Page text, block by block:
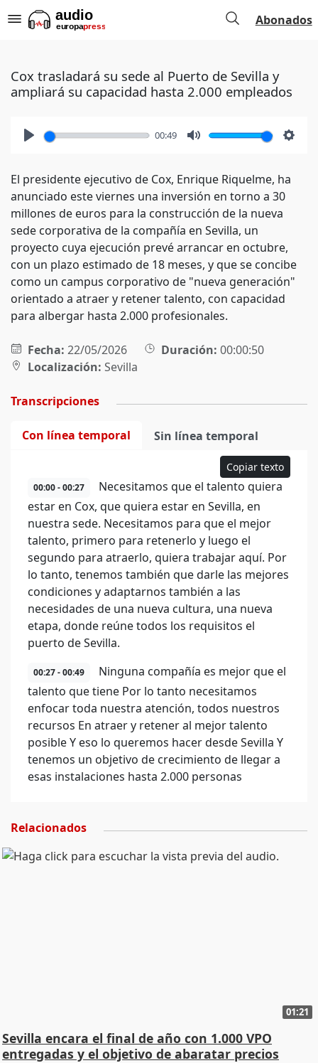
Abonados
Cox trasladará su sede al Puerto de Sevilla y
ampliará su capacidad hasta 2.000 empleados
00:49
El presidente ejecutivo de Cox, Enrique Riquelme, ha
anunciado este viernes una inversión en torno a 30
millones de euros para la construcción de la nueva
sede corporativa de la compañía en Sevilla, un
proyecto cuya ejecución prevé arrancar en octubre,
con un plazo estimado de 18 meses, y que se concibe
como un campus corporativo de "nueva generación"
orientado a atraer y retener talento, con capacidad
para albergar hasta 2.000 profesionales.
Fecha: 22/05/2026 Duración: 00:00:50
Localización: Sevilla
Transcripciones
Con línea temporal Sin línea temporal
Copiar texto
00:00 - 00:27
Necesitamos que el talento quiera
estar en Cox, que quiera estar en Sevilla, en
nuestra sede. Necesitamos para que el mejor
talento, primero para retenerlo y luego el
segundo para atraerlo, quiera trabajar aquí. Por
lo tanto, tenemos también que darle las mejores
condiciones y adaptarnos también a las
necesidades de una nueva cultura, una nueva
etapa, donde reúne todos los requisitos el
puerto de Sevilla.
00:27 - 00:49
Ninguna compañía es mejor que el
talento que tiene Por lo tanto necesitamos
enfocar toda nuestra atención, todos nuestros
recursos En atraer y retener al mejor talento
posible Y eso lo queremos hacer desde Sevilla Y
tenemos un objetivo de crecimiento de llegar a
esas instalaciones hasta 2.000 personas
Relacionados
01:21
Sevilla encara el final de año con 1.000 VPO
entregadas y el objetivo de abaratar precios